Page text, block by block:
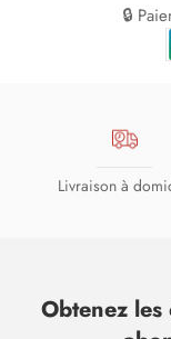
🔒
Livraison à
Obtenez